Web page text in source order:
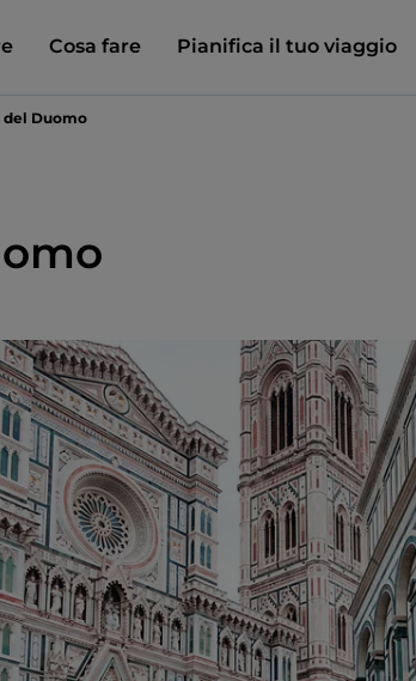
Cosa fare Pianifica il tuo viaggio
del Duomo